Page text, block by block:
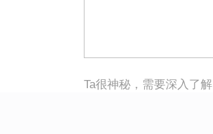
Ta很神秘，需要深入了解